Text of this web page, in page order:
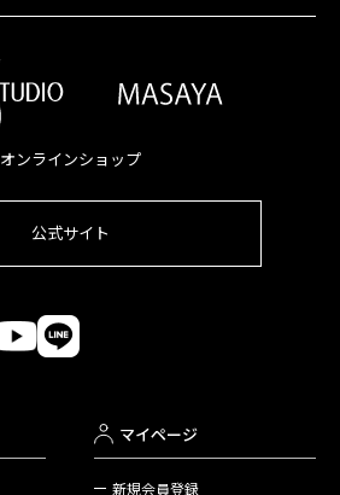
オンラインショップ
公式サイト
マイページ
新規会員登録